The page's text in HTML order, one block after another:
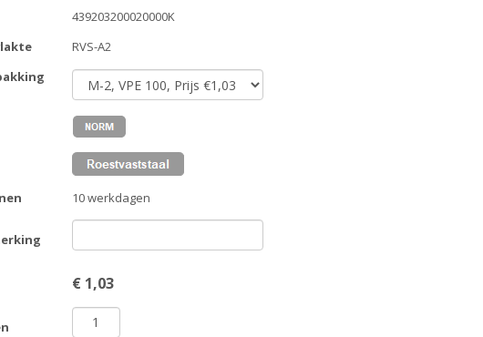
439203200020000K
RVS-A2
10 werkdagen
€ 1,03